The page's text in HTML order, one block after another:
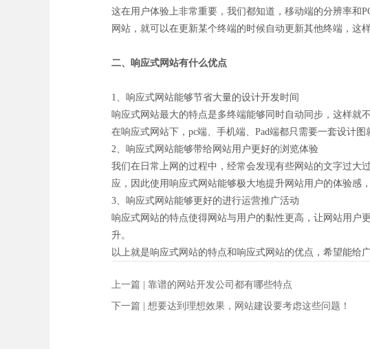
这在用户体验上非常重要，我们都知道，移动端的分辨率和
网站，就可以在更新某个终端的时候自动更新其他终端，这
二、响应式网站有什么优点
1、响应式网站能够节省大量的设计开发时间
响应式网站最大的特点是多终端能够同时自动同步，这样就
在响应式网站下，pc端、手机端、Pad端都只需要一套设计图
2、响应式网站能够带给网站用户更好的浏览体验
我们在日常上网的过程中，经常会发现有些网站的文字过大
应，因此使用响应式网站能够极大地提升网站用户的体验感
3、响应式网站能够更好的进行运营推广活动
响应式网站的特点使得网站与用户的黏性更高，让网站用户
升。
以上就是响应式网站的特点和响应式网站的优点，希望能给
上一篇 | 靠谱的网站开发公司都有哪些特点
下一篇 | 想要达到理想效果，网站建设要考虑这些问题！